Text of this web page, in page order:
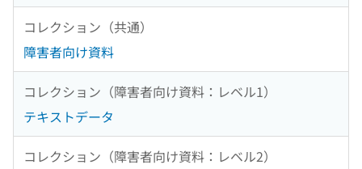
コレクション（共通）
障害者向け資料
コレクション（障害者向け資料：レベル1）
テキストデータ
コレクション（障害者向け資料：レベル2）